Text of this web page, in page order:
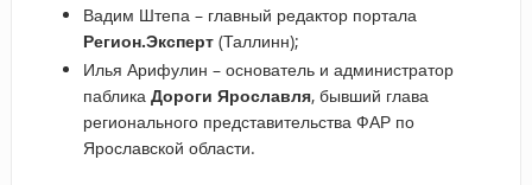
Вадим Штепа – главный редактор портала
Регион.Эксперт(Таллинн);
Илья Арифулин – основатель и администратор
паблика Дороги Ярославля, бывший глава
регионального представительства ФАР по
Ярославской области.